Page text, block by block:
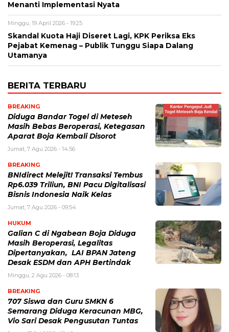
Menanti Implementasi Nyata
Minggu, 19 April 2026 - 19:25
Skandal Kuota Haji Diseret Lagi, KPK Periksa Eks
Pejabat Kemenag – Publik Tunggu Siapa Dalang
Utamanya
BERITA TERBARU
BREAKING
Diduga Bandar Togel di Meteseh
Masih Bebas Beroperasi, Ketegasan
Aparat Boja Kembali Disorot
Jumat, 7 Agu 2026 - 14:56
BREAKING
BNIdirect Melejit! Transaksi Tembus
Rp6.039 Triliun, BNI Pacu Digitalisasi
Bisnis Indonesia Naik Kelas
Jumat, 7 Agu 2026 - 09:54
HUKUM
Galian C di Ngabean Boja Diduga
Masih Beroperasi, Legalitas
Dipertanyakan, LAI BPAN Jateng
Desak ESDM dan APH Bertindak
Minggu, 2 Agu 2026 - 08:13
BREAKING
707 Siswa dan Guru SMKN 6
Semarang Diduga Keracunan MBG,
Vio Sari Desak Pengusutan Tuntas